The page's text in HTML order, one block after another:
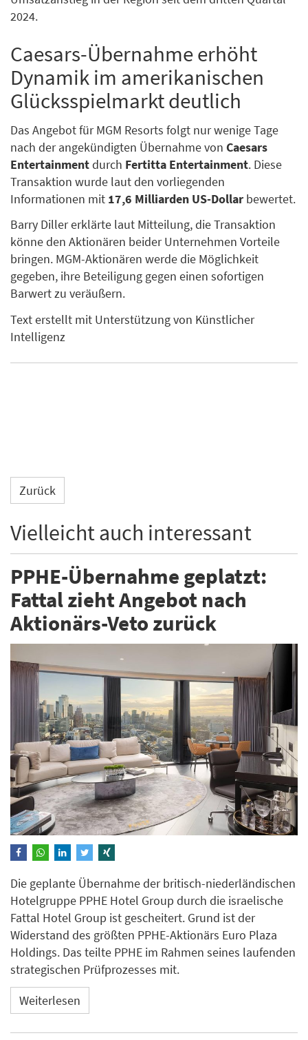
2024.
Caesars-Übernahme erhöht
Dynamik im amerikanischen
Glücksspielmarkt deutlich
Das Angebot für MGM Resorts folgt nur wenige Tage
nach der angekündigten Übernahme von Caesars
Entertainmentdurch Fertitta Entertainment. Diese
Transaktion wurde laut den vorliegenden
Informationen mit 17,6 Milliarden US-Dollar bewertet.
Barry Diller erklärte laut Mitteilung, die Transaktion
könne den Aktionären beider Unternehmen Vorteile
bringen. MGM-Aktionären werde die Möglichkeit
gegeben, ihre Beteiligung gegen einen sofortigen
Barwert zu veräußern.
Text erstellt mit Unterstützung von Künstlicher
Intelligenz
Zurück
Vielleicht auch interessant
PPHE-Übernahme geplatzt:
Fattal zieht Angebot nach
Aktionärs-Veto zurück
Die geplante Übernahme der britisch-niederländischen
Hotelgruppe PPHE Hotel Group durch die israelische
Fattal Hotel Group ist gescheitert. Grund ist der
Widerstand des größten PPHE-Aktionärs Euro Plaza
Holdings. Das teilte PPHE im Rahmen seines laufenden
strategischen Prüfprozesses mit.
Weiterlesen